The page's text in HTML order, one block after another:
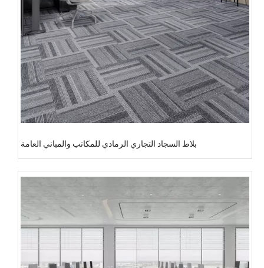
بلاط السجاد التجاري الرمادي للمكاتب والمباني العامة